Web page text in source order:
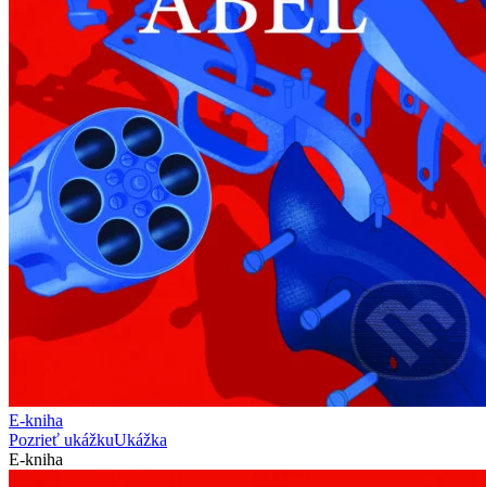
E-kniha
Pozrieť ukážkuUkážka
E-kniha